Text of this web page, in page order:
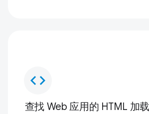
code
查找 Web 应用的 HTML 加